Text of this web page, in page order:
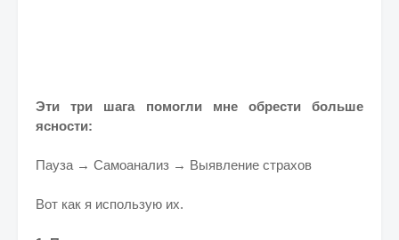
Эти три шага помогли мне обрести больше
ясности:
Пауза → Самоанализ → Выявление страхов
Вот как я использую их.